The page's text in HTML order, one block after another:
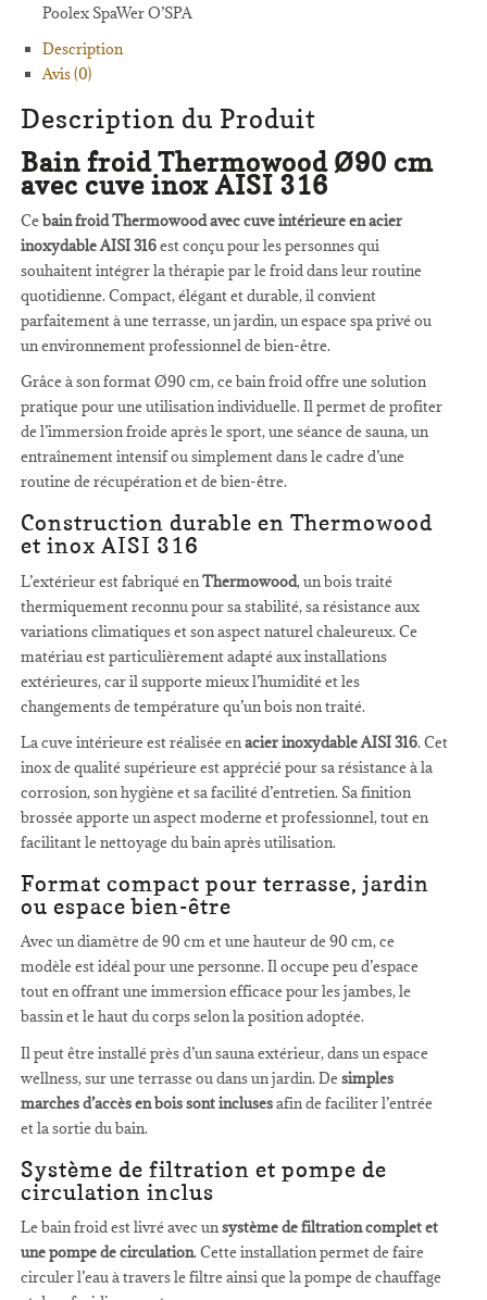
Poolex SpaWer O’SPA
Description
Avis (0)
Description du Produit
Bain froid Thermowood Ø90 cm
avec cuve inox AISI 316
Cebain froid Thermowood avec cuve intérieure en acier
inoxydable AISI 316est conçu pour les personnes qui
souhaitent intégrer la thérapie par le froid dans leur routine
quotidienne. Compact, élégant et durable, il convient
parfaitement à une terrasse, un jardin, un espace spa privé ou
un environnement professionnel de bien-être.
Grâce à son format Ø90 cm, ce bain froid offre une solution
pratique pour une utilisation individuelle. Il permet de profiter
de l’immersion froide après le sport, une séance de sauna, un
entraînement intensif ou simplement dans le cadre d’une
routine de récupération et de bien-être.
Construction durable en Thermowood
et inox AISI 316
L’extérieur est fabriqué en Thermowood, un bois traité
thermiquement reconnu pour sa stabilité, sa résistance aux
variations climatiques et son aspect naturel chaleureux. Ce
matériau est particulièrement adapté aux installations
extérieures, car il supporte mieux l’humidité et les
changements de température qu’un bois non traité.
La cuve intérieure est réalisée enacier inoxydable AISI 316. Cet
inox de qualité supérieure est apprécié pour sa résistance à la
corrosion, son hygiène et sa facilité d’entretien. Sa finition
brossée apporte un aspect moderne et professionnel, tout en
facilitant le nettoyage du bain après utilisation.
Format compact pour terrasse, jardin
ou espace bien-être
Avec un diamètre de 90 cm et une hauteur de 90 cm, ce
modèle est idéal pour une personne. Il occupe peu d’espace
tout en offrant une immersion efficace pour les jambes, le
bassin et le haut du corps selon la position adoptée.
Il peut être installé près d’un sauna extérieur, dans un espace
wellness, sur une terrasse ou dans un jardin. Desimples
marches d’accès en bois sont inclusesafin de faciliter l’entrée
et la sortie du bain.
Système de filtration et pompe de
circulation inclus
Le bain froid est livré avec unsystème de filtration complet et
une pompe de circulation. Cette installation permet de faire
circuler l’eau à travers le filtre ainsi que la pompe de chauffage